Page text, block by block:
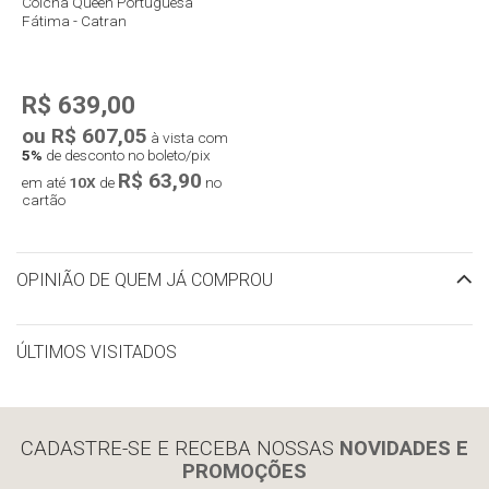
Fátima - Catran
R$ 639,00
ou R$ 607,05 à vista com
5% de desconto no boleto/pix
em até 10X de R$ 63,90 no
cartão
OPINIÃO DE QUEM JÁ COMPROU
ÚLTIMOS VISITADOS
CADASTRE-SE E RECEBA NOSSAS NOVIDADES E
PROMOÇÕES